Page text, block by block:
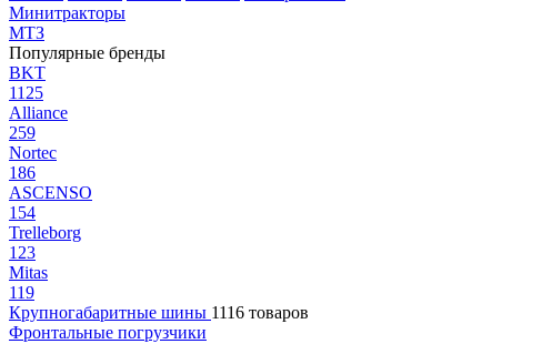
Минитракторы
МТЗ
Популярные бренды
BKT
1125
Alliance
259
Nortec
186
ASCENSO
154
Trelleborg
123
Mitas
119
Крупногабаритные шины 1116 товаров
Фронтальные погрузчики